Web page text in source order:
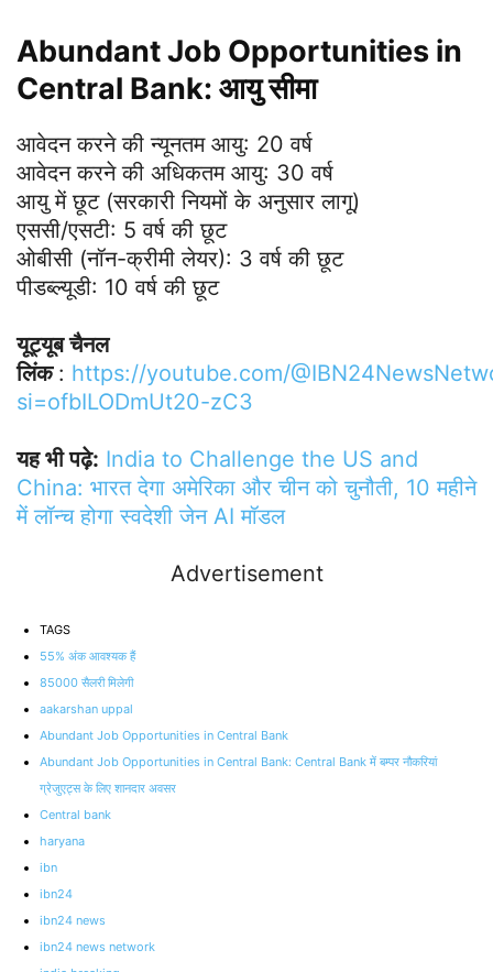
Abundant Job Opportunities in
Central Bank: आयु सीमा
आवेदन करने की न्यूनतम आयु: 20 वर्ष
आवेदन करने की अधिकतम आयु: 30 वर्ष
आयु में छूट (सरकारी नियमों के अनुसार लागू)
एससी/एसटी: 5 वर्ष की छूट
ओबीसी (नॉन-क्रीमी लेयर): 3 वर्ष की छूट
पीडब्ल्यूडी: 10 वर्ष की छूट
यूट्यूब चैनल
लिंक : https://youtube.com/
si=ofbILODmUt20-zC3
यह भी पढ़े: India to Challenge the US and
China: भारत देगा अमेरिका और चीन को चुनौती, 10 महीने
में लॉन्च होगा स्वदेशी जेन AI मॉडल
Advertisement
TAGS
55% अंक आवश्यक हैं
85000 सैलरी मिलेगी
aakarshan uppal
Abundant Job Opportunities in Central Bank
Abundant Job Opportunities in Central Bank: Central Bank में बम्पर नौकरियां
ग्रेजुएट्स के लिए शानदार अवसर
Central bank
haryana
ibn
ibn24
ibn24 news
ibn24 news network